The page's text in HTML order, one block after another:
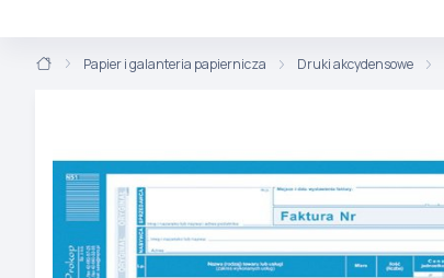
Papier i galanteria papiernicza Druki akcydensowe